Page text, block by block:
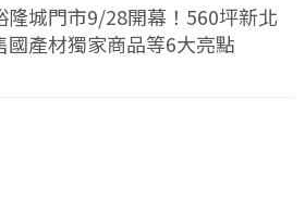
隆城門市9/28開幕！560坪新北
國產材獨家商品等6大亮點